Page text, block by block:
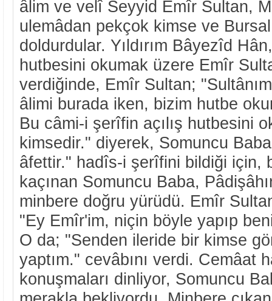
âlim ve velî Seyyid Emîr Sultan,
ulemâdan pekçok kimse ve
doldurdular. Yıldırım Bâyezîd
hutbesini okumak üzere Emîr
verdiğinde, Emîr Sultan;
âlimi burada iken, bizim hutbe
Bu câmi-i şerîfin açılış hutbesini
kimsedir." diyerek, Somuncu
âfettir." hadîs-i şerîfini bildiği için,
kaçınan Somuncu Baba,
minbere doğru yürüdü. Emîr
"Ey Emîr'im, niçin böyle yapıp
O da; "Senden ileride bir kimse
yaptım." cevâbını verdi. Cemâat
konuşmaları dinliyor, Somuncu